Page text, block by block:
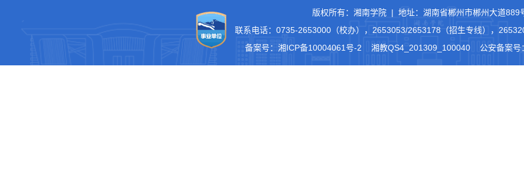
版权所有：湘南学院 | 地址：湖南省郴州市郴州大道889
联系电话：0735-2653000（校办），2653053/2653178（招生专线），
备案号： 湘ICP备10004061号-2 湘教QS4_201309_100040 公安备案号